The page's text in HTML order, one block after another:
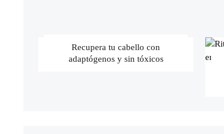
Recupera tu cabello con
adaptógenos y sin tóxicos